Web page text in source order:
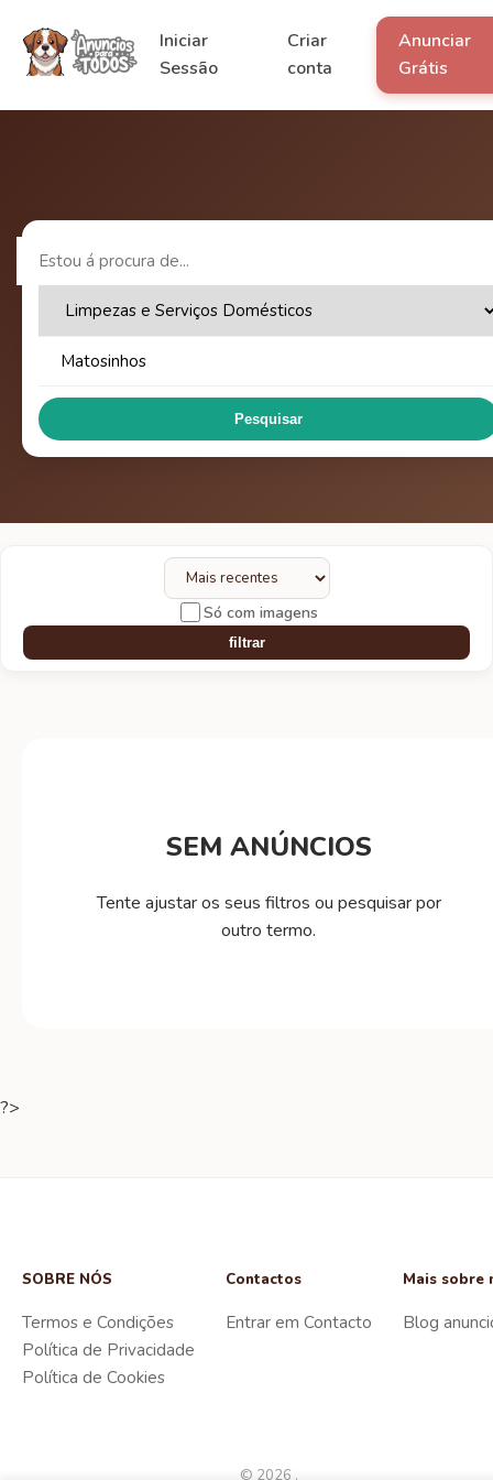
Iniciar
Sessão
Criar
conta
Anunciar
Grátis
Pesquisar
Só com imagens
filtrar
SEM ANÚNCIOS
Tente ajustar os seus filtros ou pesquisar por
outro termo.
?>
SOBRE NÓS
Termos e Condições
Política de Privacidade
Política de Cookies
Contactos
Entrar em Contacto
Mais sobre
Blog
© 2026 .